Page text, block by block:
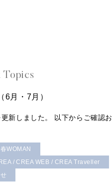
Topics
6月・7月）
新しました。 以下からご確認お
WOMAN
/ CREA WEB / CREA Traveller